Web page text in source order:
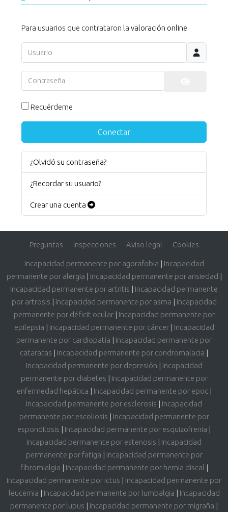
Para usuarios que contrataron la valoración online
Usuario
Contraseña
Recuérdeme
Conectar
¿Olvidó su contraseña?
¿Recordar su usuario?
Crear una cuenta
Preguntas Inspecciones Aviso legal Cookies
Incapacidad permanente por agorafobia | Incapacidad
permanente por alergia | Incapacidad permanente por ansiedad |
Incapacidad permanente por artritis | Incapacidad permanente
por artrosis | Incapacidad permanente por asma | Incapacidad
permanente por déficit ocular| Incapacidad permanente por
epilepsia | Incapacidad permanente por cáncer| Incapacidad
permanente por cardiopatía | Incapacidad permanente por
cataratas | Incapacidad permanente por condromalacia |
Incapacidad permanente por depresión | Incapacidad
permanente por diabetes | Incapacidad permanente por
enfermedad hepática | Incapacidad permanente por epoc|
Incapacidad permanente por esclerosis | Incapacidad
permanente por escoliosis | Incapacidad permanente por
espondilosis | Incapacidad permanente por esquizofrenia |
Incapacidad permanente por estenosis | Incapacidad
permanente por fatiga | Incapacidad permanente por
fibromialgia | Incapacidad permanente por hernia discal |
Incapacidad permanente por ictus | Incapacidad permanente por
leucemia | Incapacidad permanente por lumbalgia | Incapacidad
permanente por lupus | Incapacidad permanente por migraña |